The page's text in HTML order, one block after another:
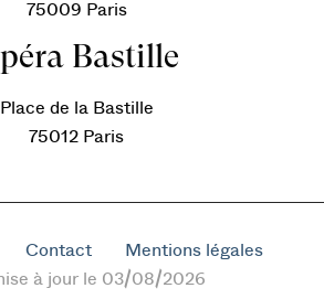
75009 Paris
Bastille
Place de la Bastille
75012 Paris
Contact
Mentions légales
à jour le 03/08/2026